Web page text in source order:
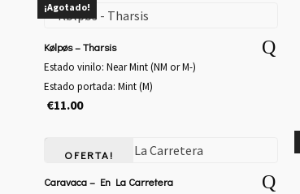
¡Agotado!
Kølpøs – Tharsis
Estado vinilo: Near Mint (NM or M-)
Estado portada: Mint (M)
€11.00
OFERTA!
Caravaca – En La Carretera